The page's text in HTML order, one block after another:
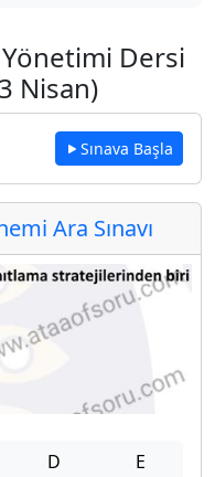
Dersi
Nisan)
Sınava Başla
Ara Sınavı
D E